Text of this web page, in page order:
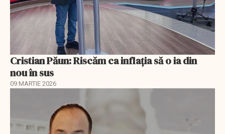
Cristian Păun: Riscăm ca inflația să o ia din
nou în sus
09 MARTIE 2026